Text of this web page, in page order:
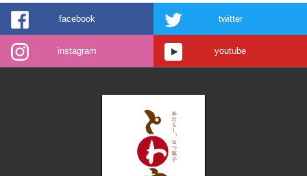
facebook twitter
instagram youtube